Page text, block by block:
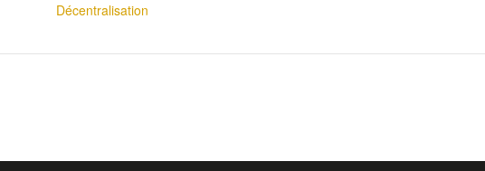
Décentralisation